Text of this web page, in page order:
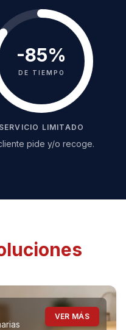
-85%
DE TIEMPO
SERVICIO LIMITADO
pide y/o recoge.
VER MÁS